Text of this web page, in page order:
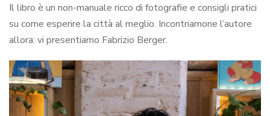
Il libro è un non-manuale ricco di fotografie e consigli pratici
su come esperire la città al meglio. Incontriamone l’autore
allora: vi presentiamo Fabrizio Berger.